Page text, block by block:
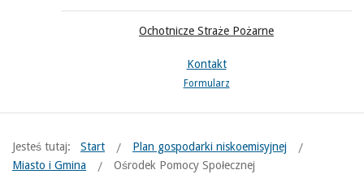
Ochotnicze Straże Pożarne
Kontakt
Formularz
Jesteś tutaj: Start
Plan gospodarki niskoemisyjnej
Miasto i Gmina
Ośrodek Pomocy Społecznej